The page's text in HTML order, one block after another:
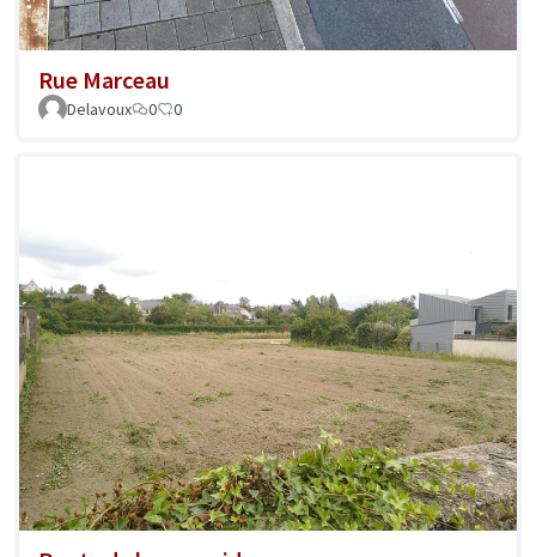
Rue Marceau
Delavoux 0 0